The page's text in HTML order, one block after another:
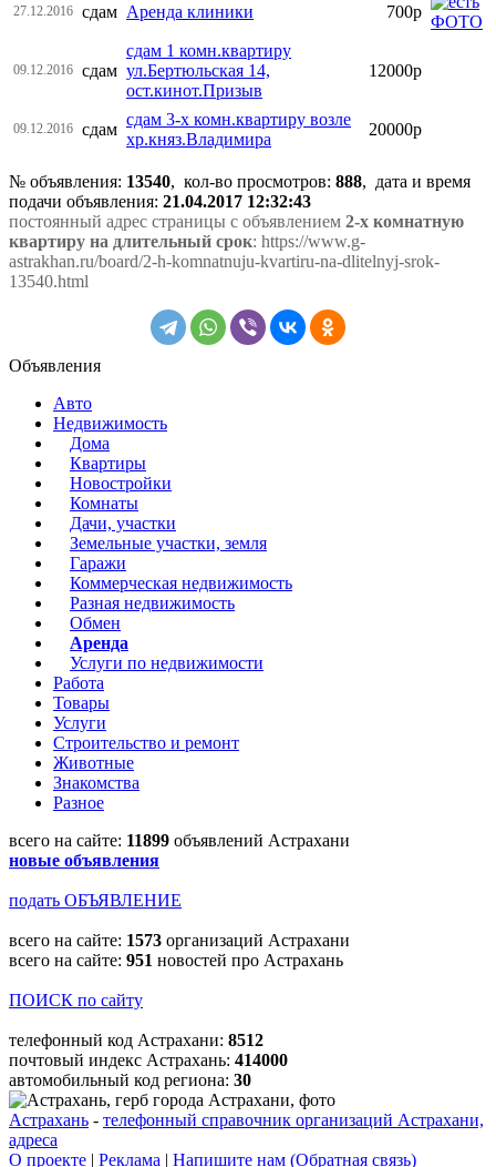
27.12.2016 сдам Аренда клиники 700р
09.12.2016 сдам
сдам 1 комн.квартиру
ул.Бертюльская 14,
ост.кинот.Призыв
12000р
09.12.2016 сдам
сдам 3-х комн.квартиру возле
хр.княз.Владимира
20000р
№ объявления: 13540, кол-во просмотров: 888, дата и время
подачи объявления: 21.04.2017 12:32:43
постоянный адрес страницы с объявлением 2-х комнатную
квартиру на длительный срок: https://www.g-
astrakhan.ru/board/2-h-komnatnuju-kvartiru-na-dlitelnyj-srok-
13540.html
Объявления
Авто
Недвижимость
Дома
Квартиры
Новостройки
Комнаты
Дачи, участки
Земельные участки, земля
Гаражи
Коммерческая недвижимость
Разная недвижимость
Обмен
Аренда
Услуги по недвижимости
Работа
Товары
Услуги
Строительство и ремонт
Животные
Знакомства
Разное
всего на сайте: 11899 объявлений Астрахани
новые объявления
подать ОБЪЯВЛЕНИЕ
всего на сайте: 1573 организаций Астрахани
всего на сайте: 951 новостей про Астрахань
ПОИСК по сайту
телефонный код Астрахани: 8512
почтовый индекс Астрахань: 414000
автомобильный код региона: 30
Астрахань - телефонный справочник организаций Астрахани,
адреса
О проекте | Реклама | Напишите нам (Обратная связь)